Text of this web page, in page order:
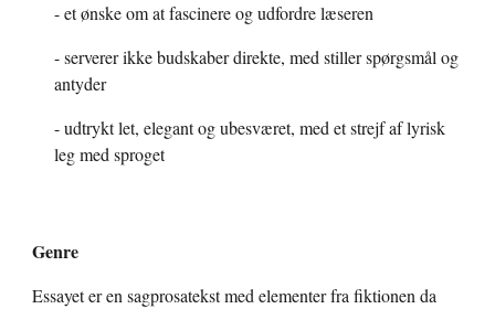
- et ønske om at fascinere og udfordre læseren
- serverer ikke budskaber direkte, med stiller spørgsmål og
antyder
- udtrykt let, elegant og ubesværet, med et strejf af lyrisk
leg med sproget
Genre
Essayet er en sagprosatekst med elementer fra fiktionen da